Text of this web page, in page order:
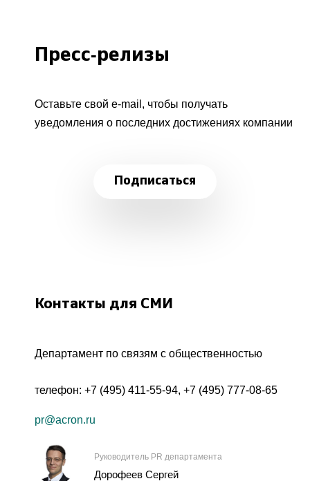
Пресс-релизы
Оставьте свой e-mail, чтобы получать
уведомления о последних достижениях компании
Подписаться
Контакты для СМИ
Департамент по связям с общественностью
телефон: +7 (495) 411-55-94, +7 (495) 777-08-65
pr@acron.ru
Руководитель PR департамента
Дорофеев Сергей